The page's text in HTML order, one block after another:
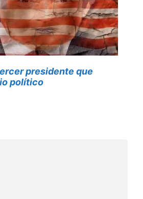
presidente que
político